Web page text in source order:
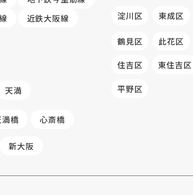
近鉄大阪線
天満
橋 心斎橋
新大阪
淀川区 東成区
鶴見区 此花区
住吉区
東住吉区
平野区